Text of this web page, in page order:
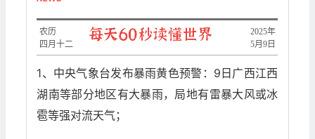
​2025年
5月9日
农历
四月十二
1、中央气象台发布暴雨黄色预警：9日广西江西
湖南等部分地区有大暴雨，局地有雷暴大风或冰
雹等强对流天气；